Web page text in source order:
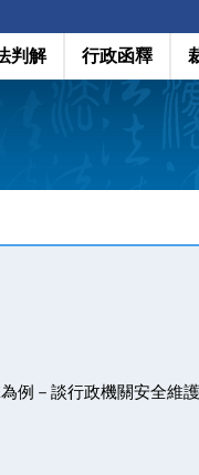
判解 行政函釋
例－談行政機關安全維